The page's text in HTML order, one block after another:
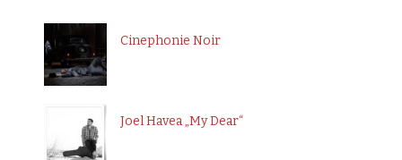
Cinephonie Noir
Joel Havea „My Dear“